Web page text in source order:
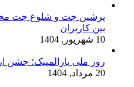
پرشین چت و شلوغ چت
بین کاربران
10 شهریور, 1404
روز ملی پارالمپیک؛ جشن
20 مرداد, 1404